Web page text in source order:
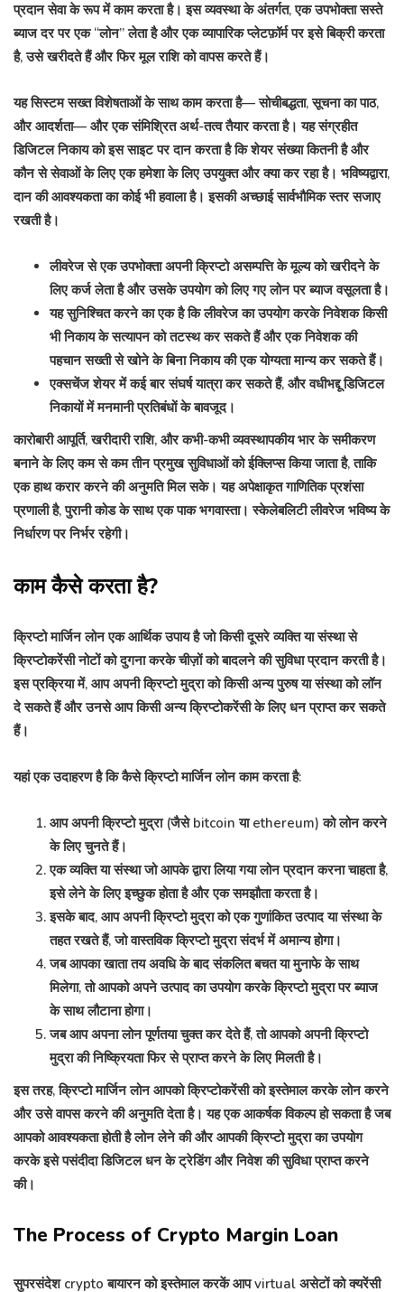
प्रदान सेवा के रूप में काम करता है। इस व्यवस्था के अंतर्गत, एक उपभोक्ता सस्ते
ब्याज दर पर एक “लोन” लेता है और एक व्यापारिक प्लेटफ़ॉर्म पर इसे बिक्री करता
है, उसे खरीदते हैं और फिर मूल राशि को वापस करते हैं।
यह सिस्टम सख्त विशेषताओं के साथ काम करता है— सोचीबद्धता, सूचना का पाठ,
और आदर्शता— और एक संमिश्रित अर्थ-तत्व तैयार करता है। यह संग्रहीत
डिजिटल निकाय को इस साइट पर दान करता है कि शेयर संख्या कितनी है और
कौन से सेवाओं के लिए एक हमेशा के लिए उपयुक्त और क्या कर रहा है। भविष्यद्वारा,
दान की आवश्यकता का कोई भी हवाला है। इसकी अच्छाई सार्वभौमिक स्तर सजाए
रखती है।
लीवरेज से एक उपभोक्ता अपनी क्रिप्टो असम्पत्ति के मूल्य को खरीदने के
लिए कर्ज लेता है और उसके उपयोग को लिए गए लोन पर ब्याज वसूलता है।
यह सुनिश्चित करने का एक है कि लीवरेज का उपयोग करके निवेशक किसी
भी निकाय के सत्यापन को तटस्थ कर सकते हैं और एक निवेशक की
पहचान सख्ती से खोने के बिना निकाय की एक योग्यता मान्य कर सकते हैं।
एक्सचेंज शेयर में कई बार संघर्ष यात्रा कर सकते हैं, और वधीभद्दू डिजिटल
निकायों में मनमानी प्रतिबंधों के बावजूद।
कारोबारी आपूर्ति, खरीदारी राशि, और कभी-कभी व्यवस्थापकीय भार के समीकरण
बनाने के लिए कम से कम तीन प्रमुख सुविधाओं को ईक्लिप्स किया जाता है, ताकि
एक हाथ करार करने की अनुमति मिल सके। यह अपेक्षाकृत गाणितिक प्रशंसा
प्रणाली है, पुरानी कोड के साथ एक पाक भगवास्ता। स्केलेबलिटी लीवरेज भविष्य के
निर्धारण पर निर्भर रहेगी।
काम कैसे करता है?
क्रिप्टो मार्जिन लोन एक आर्थिक उपाय है जो किसी दूसरे व्यक्ति या संस्था से
क्रिप्टोकरेंसी नोटों को दुगना करके चीज़ों को बादलने की सुविधा प्रदान करती है।
इस प्रक्रिया में, आप अपनी क्रिप्टो मुद्रा को किसी अन्य पुरुष या संस्था को लॉन
दे सकते हैं और उनसे आप किसी अन्य क्रिप्टोकरेंसी के लिए धन प्राप्त कर सकते
हैं।
यहां एक उदाहरण है कि कैसे क्रिप्टो मार्जिन लोन काम करता है:
आप अपनी क्रिप्टो मुद्रा (जैसे bitcoin या ethereum) को लोन करने
के लिए चुनते हैं।
एक व्यक्ति या संस्था जो आपके द्वारा लिया गया लोन प्रदान करना चाहता है,
इसे लेने के लिए इच्छुक होता है और एक समझौता करता है।
इसके बाद, आप अपनी क्रिप्टो मुद्रा को एक गुणांकित उत्पाद या संस्था के
तहत रखते हैं, जो वास्तविक क्रिप्टो मुद्रा संदर्भ में अमान्य होगा।
जब आपका खाता तय अवधि के बाद संकलित बचत या मुनाफे के साथ
मिलेगा, तो आपको अपने उत्पाद का उपयोग करके क्रिप्टो मुद्रा पर ब्याज
के साथ लौटाना होगा।
जब आप अपना लोन पूर्णतया चुक्त कर देते हैं, तो आपको अपनी क्रिप्टो
मुद्रा की निष्क्रियता फिर से प्राप्त करने के लिए मिलती है।
इस तरह, क्रिप्टो मार्जिन लोन आपको क्रिप्टोकरेंसी को इस्तेमाल करके लोन करने
और उसे वापस करने की अनुमति देता है। यह एक आकर्षक विकल्प हो सकता है जब
आपको आवश्यकता होती है लोन लेने की और आपकी क्रिप्टो मुद्रा का उपयोग
करके इसे पसंदीदा डिजिटल धन के ट्रेडिंग और निवेश की सुविधा प्राप्त करने
की।
The Process of Crypto Margin Loan
सुपरसंदेश crypto बायारन को इस्तेमाल करकें आप virtual असेटों को क्यरेंसी